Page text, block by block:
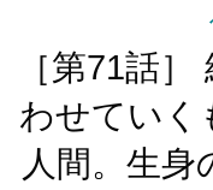
［第71話
わせていく
人間。生